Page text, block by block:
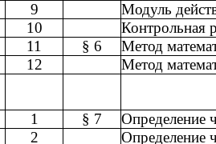
9
Модуль
10
Контрольная
11 § 6
Метод
12
Метод
1 § 7
Определение
2
Определение